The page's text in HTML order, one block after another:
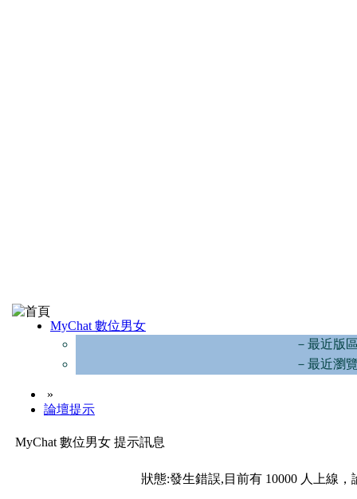
MyChat 數位男女
－最近版
－最近瀏
»
論壇提示
MyChat 數位男女 提示訊息
狀態:發生錯誤,目前有 10000 人上線